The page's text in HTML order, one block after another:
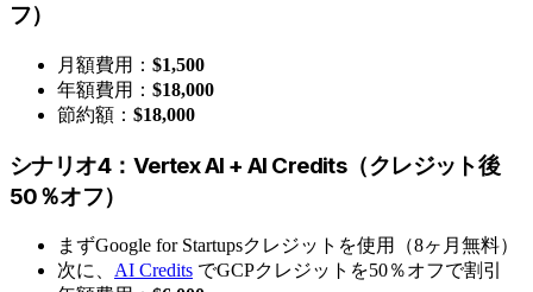
フ）
月額費用： $1,500
年額費用： $18,000
節約額： $18,000
シナリオ4：Vertex AI + AI Credits（クレジット後
50％オフ）
まずGoogle for Startupsクレジットを使用（8ヶ月無料）
次に、 AI Credits でGCPクレジットを50％オフで割引